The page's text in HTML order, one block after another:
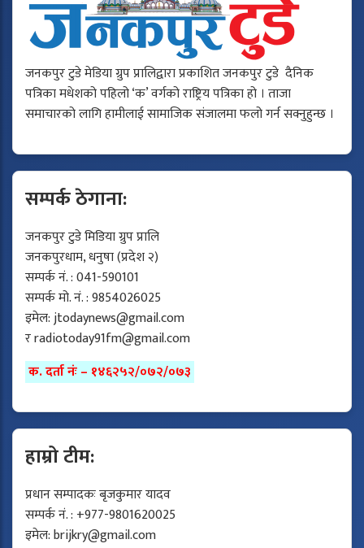
जनकपुर टुडे मेडिया ग्रुप प्रालिद्वारा प्रकाशित जनकपुर टुडे दैनिक
पत्रिका मधेशको पहिलो ‘क’ वर्गको राष्ट्रिय पत्रिका हो । ताजा
समाचारको लागि हामीलाई सामाजिक संजालमा फलो गर्न सक्नुहुन्छ ।
सम्पर्क ठेगाना:
जनकपुर टुडे मिडिया ग्रुप प्रालि
जनकपुरधाम, धनुषा (प्रदेश २)
सम्पर्क नं. : 041-590101
सम्पर्क मो. नं. : 9854026025
इमेल:jtodaynews@gmail.com
रradiotoday91fm@gmail.com
क. दर्ता नंः – १४६२५२/०७२/०७३
हाम्रो टीम:
प्रधान सम्पादकः बृजकुमार यादव
सम्पर्क नं. : +977-9801620025
इमेल:brijkry@gmail.com